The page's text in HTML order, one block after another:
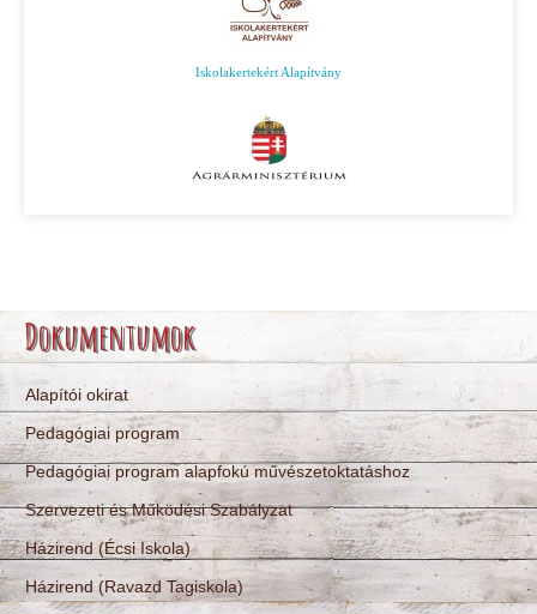
Iskolakertekért Alapítvány
Dokumentumok
Alapítói okirat
Pedagógiai program
Pedagógiai program alapfokú művészetoktatáshoz
Szervezeti és Működési Szabályzat
Házirend (Écsi Iskola)
Házirend (Ravazd Tagiskola)